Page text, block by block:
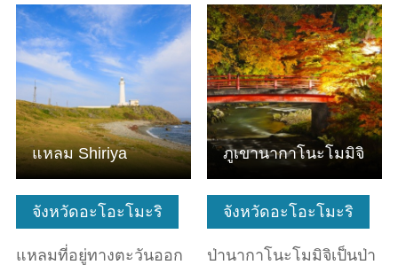
จังหวัดอะโอะโมะริ
แหลมที่อยู่ทางตะวันออก
ดูข้อมูลพื้นฐาน
แหลม Shiriya
จังหวัดอะโอะโมะริ
ป่านากาโนะโมมิจิเป็นป่า
ดูข้อมูลพื้นฐาน
ภูเขานากาโนะโมมิจิ